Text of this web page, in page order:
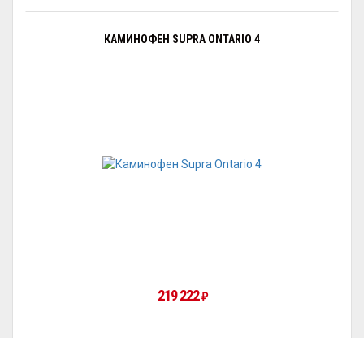
КАМИНОФЕН SUPRA ONTARIO 4
219 222₽